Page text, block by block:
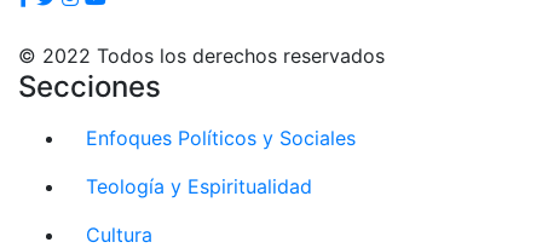
© 2022 Todos los derechos reservados
Secciones
Enfoques Políticos y Sociales
Teología y Espiritualidad
Cultura